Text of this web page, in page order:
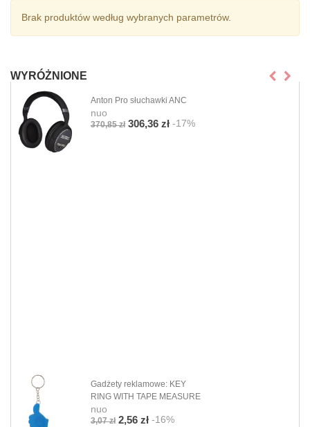
Brak produktów według wybranych parametrów.
WYRÓŻNIONE
Anton Pro słuchawki ANC
nuo
370,85 zł 306,36 zł -17%
Gadżety reklamowe: KEY
RING WITH TAPE MEASURE
nuo
3,07 zł 2,56 zł -16%